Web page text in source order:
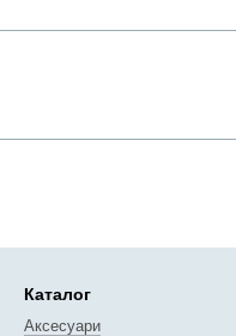
Каталог
Аксесуари